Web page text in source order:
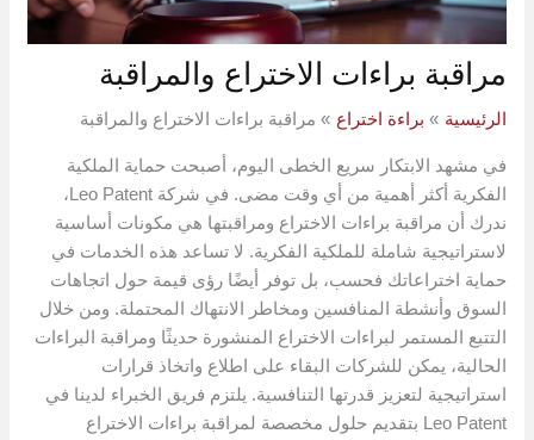
مراقبة براءات الاختراع والمراقبة
الرئيسية براءة اختراع مراقبة براءات الاختراع والمراقبة
في مشهد الابتكار سريع الخطى اليوم، أصبحت حماية الملكية
الفكرية أكثر أهمية من أي وقت مضى. في شركة Leo Patent،
ندرك أن مراقبة براءات الاختراع ومراقبتها هي مكونات أساسية
لاستراتيجية شاملة للملكية الفكرية. لا تساعد هذه الخدمات في
حماية اختراعاتك فحسب، بل توفر أيضًا رؤى قيمة حول اتجاهات
السوق وأنشطة المنافسين ومخاطر الانتهاك المحتملة. ومن خلال
التتبع المستمر لبراءات الاختراع المنشورة حديثًا ومراقبة البراءات
الحالية، يمكن للشركات البقاء على اطلاع واتخاذ قرارات
استراتيجية لتعزيز قدرتها التنافسية. يلتزم فريق الخبراء لدينا في
Leo Patent بتقديم حلول مخصصة لمراقبة براءات الاختراع